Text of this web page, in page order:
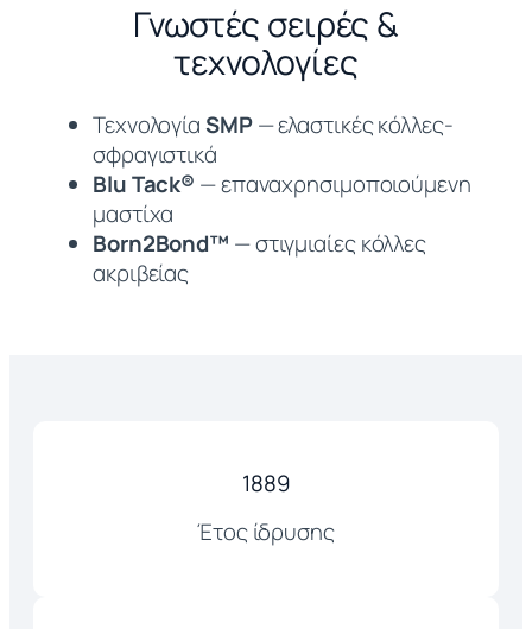
Γνωστές σειρές &
τεχνολογίες
ΤεχνολογίαSMP— ελαστικές κόλλες-
σφραγιστικά
Blu Tack® — επαναχρησιμοποιούμενη
μαστίχα
Born2Bond™ — στιγμιαίες κόλλες
ακριβείας
1889
Έτος ίδρυσης